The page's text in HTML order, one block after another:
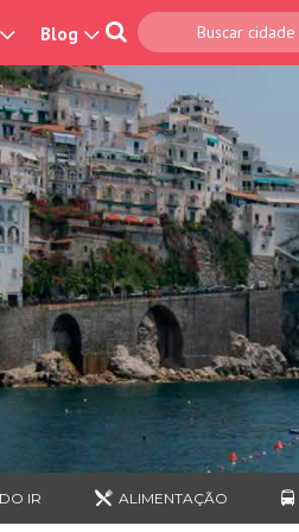
Blog
IR ALIMENTAÇÃO